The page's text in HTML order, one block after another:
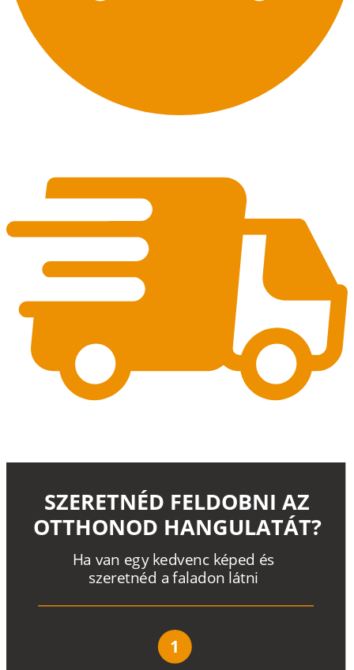
Ha van egy kedvenc képed és
szeretnéd a faladon látni
SZERETNÉD FELDOBNI AZ
OTTHONOD HANGULATÁT?
1